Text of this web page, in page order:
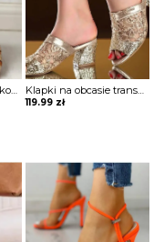
Sandały płaskie z cyrkoniami Klapki na obcasie transparentne z brokatem
119.99 zł